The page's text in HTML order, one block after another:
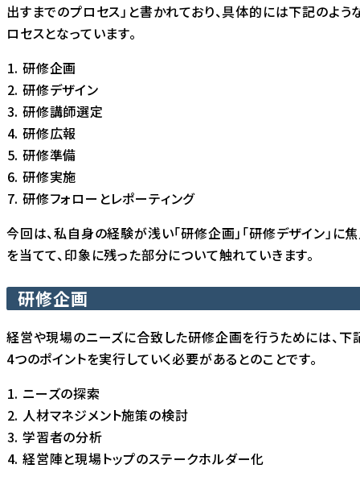
出すまでのプロセス」と書かれており、具体的には下記のよう
ロセスとなっています。
研修企画
研修デザイン
研修講師選定
研修広報
研修準備
研修実施
研修フォローとレポーティング
今回は、私自身の経験が浅い「研修企画」「研修デザイン」に
を当てて、印象に残った部分について触れていきます。
研修企画
経営や現場のニーズに合致した研修企画を行うためには、下
4つのポイントを実行していく必要があるとのことです。
ニーズの探索
人材マネジメント施策の検討
学習者の分析
経営陣と現場トップのステークホルダー化